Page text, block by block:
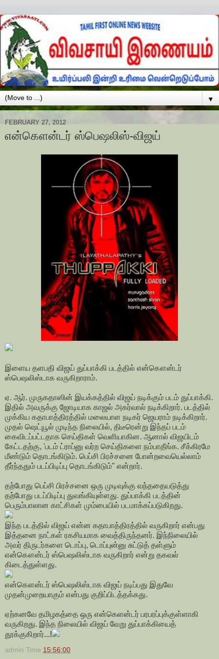
▼
FEBRUARY 27, 2012
என்கௌன்டர் ஸ்பெஷலிஸ்-விஜய்
இளைய தளபதி விஜய் துப்பாக்கி படத்தில் என்கௌன்டர்
ஸ்பெஷலிஸ்டாக வருகிறாராம்.
ஏ. ஆர். முருகதாஸின் இயக்கத்தில் விஜய் நடிக்கும் படம் துப்பாக்கி.
இதில் அவருக்கு ஜோடியாக காஜல் அகர்வால் நடிக்கிறார். படத்தில்
முக்கிய கதாபாத்திரத்தில் மலையாள நடிகர் ஜெயராம் நடிக்கிறார்.
முதல் ஷெட்யூல் முடிந்த நிலையில், திடீரென்று இந்தப் படம்
கைவிடப்பட்டதாக செய்திகள் வெளியாகின. ஆனால் விஜயிடம்
கேட்டதற்கு, 'படம் ட்ராப்னு வர்ற செய்திகளை நம்பாதீங்க. சீக்கிரமே
மீண்டும் தொடங்கிடும். பெப்சி பிரச்சனை போன்றவையெல்லாம்
தீர்ந்ததும் படப்பிடிப்பு தொடங்கிடும்" என்றார்.
தற்போது பெப்சி பிரச்சனை ஒரு முடிவுக்கு வந்ததையடுத்து
தற்போது படப்பிடிப்பு துவங்கியுள்ளது. துப்பாக்கி படத்தின்
பெரும்பாலான காட்சிகள் மும்பையில் படமாக்கப்படுகிறது.
இந்த படத்தில் விஜய் என்ன கதாபாத்திரத்தில் வருகிறார் என்பது
இத்தனை நாட்கள் ரகசியமாக வைத்திருந்தனர். இந்நிலையில்
அவர் திருடர்களை டொப்பு, டொப்புன்னு சுட்டுத் தள்ளும்
என்கௌன்டர் ஸ்பெஷலிஸ்டாக வருகிறார் என்று தகவல்
கிடைத்துள்ளது.
என்கௌன்டர் ஸ்பெஷலிஸ்டாக விஜய் நடிப்பது இதுவே
முதன்முறையாகும் என்பது குறிப்பிடத்தக்கது.
ஏற்கனவே தமிழகத்தை ஒரு என்கெளன்டர் பரபரப்புக்குள்ளாகி
வருகிறது. இந்த நிலையில் விஜய் வேறு துப்பாக்கியைத்
தூக்குகிறார்...!
admin Time 15:56:00